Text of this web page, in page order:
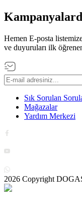
Hemen E-posta
ve duyuruları ilk
Sık Sorulan
Mağazalar
Yardım Merkezi
2026 Copyright